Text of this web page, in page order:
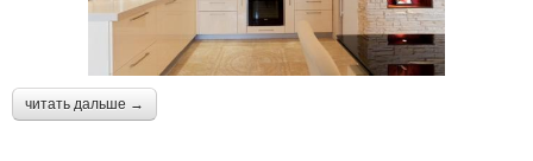
читать дальше →